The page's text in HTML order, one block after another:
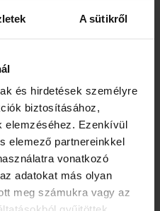
A sütikről
és hirdetések személyre
biztosításához,
elemzéséhez. Ezenkívül
elemező partnereinkkel
vonatkozó
adatokat más olyan
meg számukra vagy az